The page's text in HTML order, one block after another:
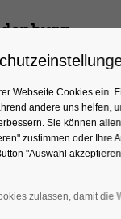
100,
Webseite Cookies ein.
andere uns helfen,
Sie können
zustimmen oder Ihre
"Auswahl
zulassen, damit die